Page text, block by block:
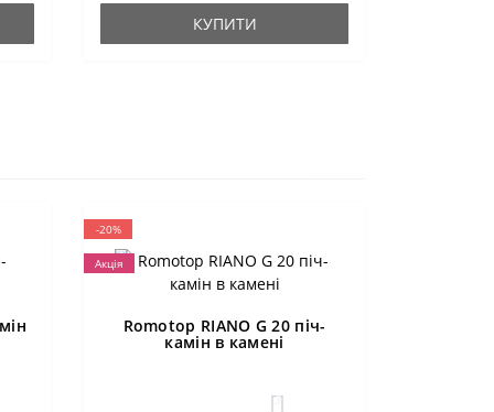
КУПИТИ
-20%
Акція
Romotop RIANO G 20 піч-
камін в камені
3